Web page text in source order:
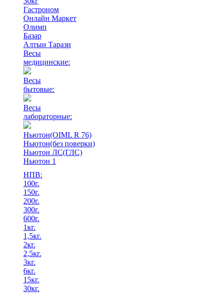
Гастроном
Онлайн Маркет
Олимп
Базар
Алтын Тарази
Весы
медицинские:
Весы
бытовые:
Весы
лабораторные:
Ньютон(OIML R 76)
Ньютон(без поверки)
Ньютон ЛС(ГЛС)
Ньютон 1
НПВ:
100г.
150г.
200г.
300г.
600г.
1кг.
1,5кг.
2кг.
2,5кг.
3кг.
6кг.
15кг.
30кг.